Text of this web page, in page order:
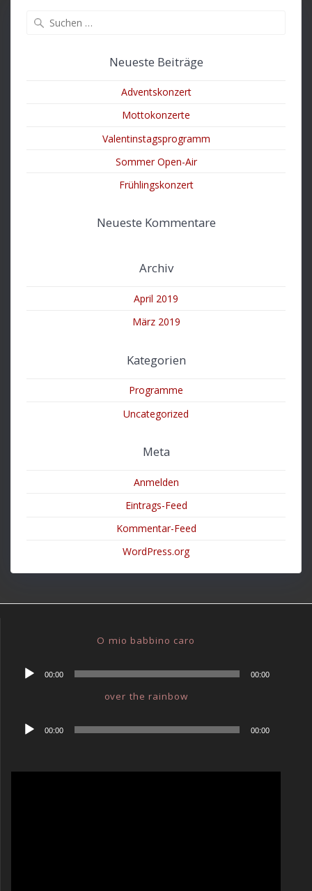
Neueste Beiträge
Adventskonzert
Mottokonzerte
Valentinstagsprogramm
Sommer Open-Air
Frühlingskonzert
Neueste Kommentare
Archiv
April 2019
März 2019
Kategorien
Programme
Uncategorized
Meta
Anmelden
Eintrags-Feed
Kommentar-Feed
WordPress.org
O mio babbino caro
Player
00:00 00:00
over the rainbow
Player
00:00 00:00